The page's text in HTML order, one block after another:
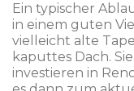
Ein typischer
in einem guten
vielleicht alte
kaputtes Dach.
investieren in